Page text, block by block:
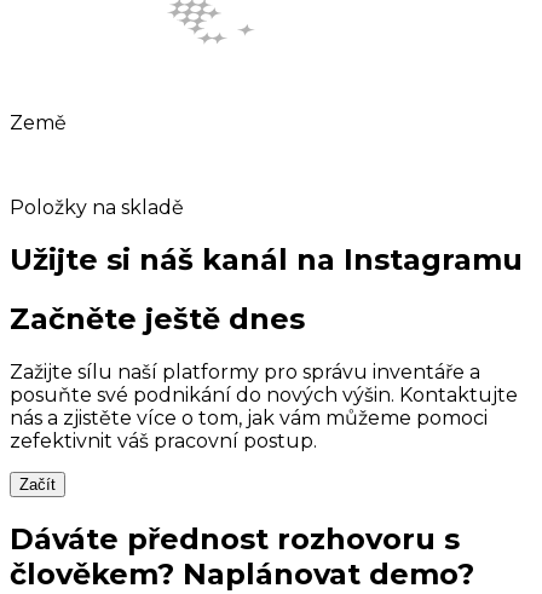
Země
Položky na skladě
Užijte si náš kanál na Instagramu
Začněte ještě dnes
Zažijte sílu naší platformy pro správu inventáře a
posuňte své podnikání do nových výšin. Kontaktujte
nás a zjistěte více o tom, jak vám můžeme pomoci
zefektivnit váš pracovní postup.
Začít
Dáváte přednost rozhovoru s
člověkem? Naplánovat demo?